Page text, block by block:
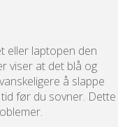
eller laptopen den
viser at det blå og
å slappe
før du sovner. Dette